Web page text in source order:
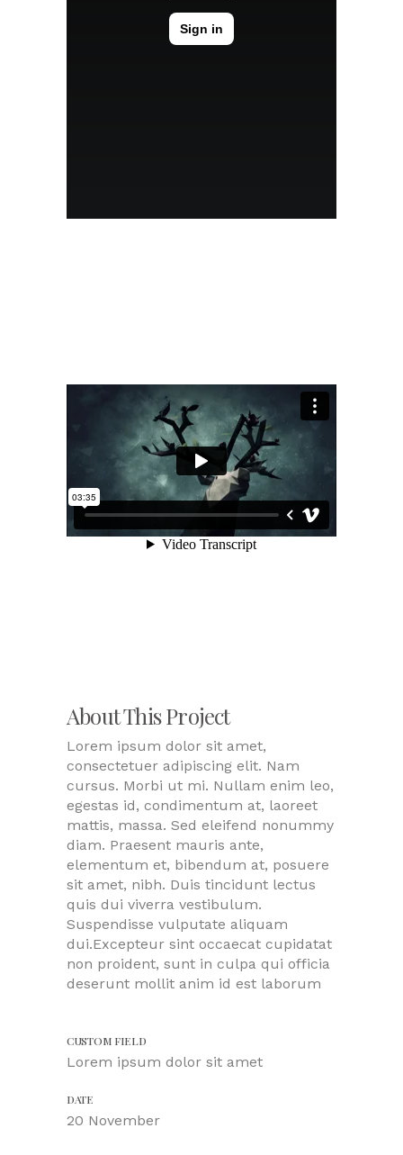
About This Project
Lorem ipsum dolor sit amet,
consectetuer adipiscing elit. Nam
cursus. Morbi ut mi. Nullam enim leo,
egestas id, condimentum at, laoreet
mattis, massa. Sed eleifend nonummy
diam. Praesent mauris ante,
elementum et, bibendum at, posuere
sit amet, nibh. Duis tincidunt lectus
quis dui viverra vestibulum.
Suspendisse vulputate aliquam
dui.Excepteur sint occaecat cupidatat
non proident, sunt in culpa qui officia
deserunt mollit anim id est laborum
CUSTOM FIELD
Lorem ipsum dolor sit amet
DATE
20 November